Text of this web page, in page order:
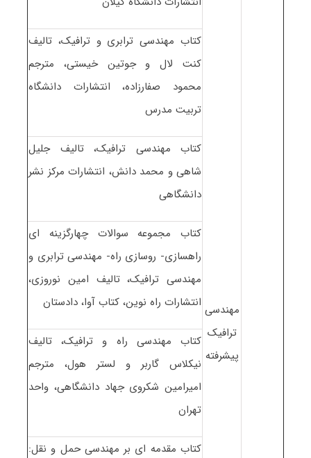
مهندسی
ترافیک
پیشرفته
کتاب مهندسی ترابری و ترافیک، تالیف
کنت لال و جوتین خیستی، مترجم
محمود صفارزاده، انتشارات دانشگاه
تربیت مدرس
کتاب مهندسی ترافیک، تالیف جلیل
شاهی و محمد دانش، انتشارات مرکز نشر
دانشگاهی
کتاب مجموعه سوالات چهارگزینه ای
راهسازی- روسازی راه- مهندسی ترابری و
مهندسی ترافیک، تالیف امین نوروزی،
انتشارات راه نوین، کتاب آوا، دادستان
کتاب مهندسی راه و ترافیک، تالیف
نیکلاس گاربر و لستر هول، مترجم
امیرامین شکروی جهاد دانشگاهی، واحد
تهران
کتاب مقدمه ای بر مهندسی حمل و نقل: